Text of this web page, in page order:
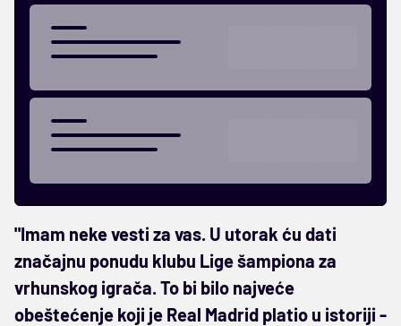
"Imam neke vesti za vas. U utorak ću dati
značajnu ponudu klubu Lige šampiona za
vrhunskog igrača. To bi bilo najveće
obeštećenje koji je Real Madrid platio u istoriji -